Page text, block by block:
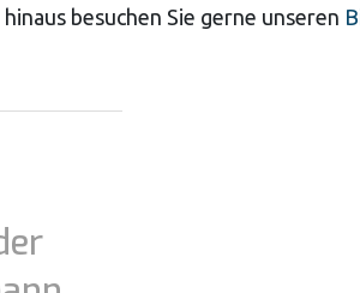
besuchen Sie gerne unseren